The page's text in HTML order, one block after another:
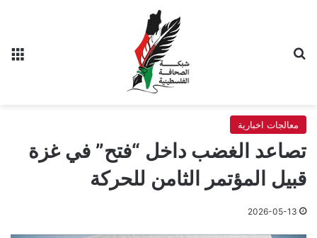
معالجات اخبارية
تصاعد الغضب داخل “فتح” في غزة
قبيل المؤتمر الثامن للحركة
2026-05-13